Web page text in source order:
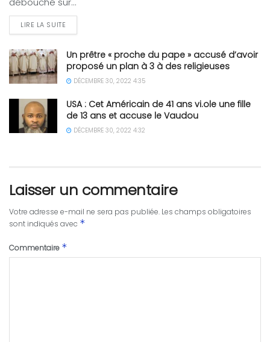
LIRE LA SUITE
Un prêtre « proche du pape » accusé d’avoir
proposé un plan à 3 à des religieuses
DÉCEMBRE 30, 2022 4:35
USA : Cet Américain de 41 ans vi.ole une fille
de 13 ans et accuse le Vaudou
DÉCEMBRE 30, 2022 4:32
Laisser un commentaire
Votre adresse e-mail ne sera pas publiée. Les champs obligatoires
sont indiqués avec *
Commentaire *